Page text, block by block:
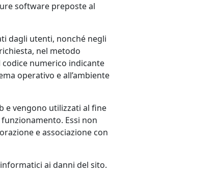
software preposte al
dagli utenti, nonché negli
nel metodo
numerico indicante
operativo e all’ambiente
e vengono utilizzati al fine
Essi non
e associazione con
ai danni del sito.